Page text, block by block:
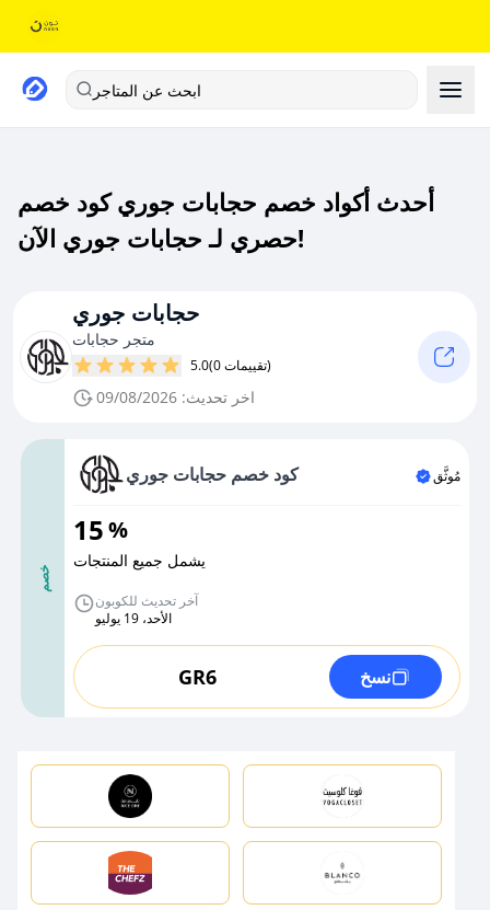
ابحث عن المتاجر
أحدث أكواد خصم حجابات جوري كود خصم
حصري لـ حجابات جوري الآن!
حجابات جوري
متجر حجابات
5.0 (0 تقييمات)
اخر تحديث: 09/08/2026
خصم
كود خصم حجابات جوري مُوثَّق
15%
يشمل جميع المنتجات
آخر تحديث للكوبون
الأحد، 19 يوليو
GR6 نسخ